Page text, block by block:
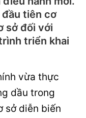
tiên cơ
sở đối với
triển khai
vừa thực
dầu trong
sở diễn biến